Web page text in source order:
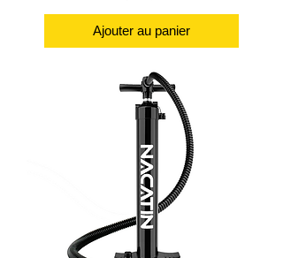
Ajouter au panier